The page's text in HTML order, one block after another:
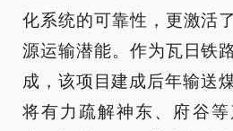
化系统的可靠性，更激活
源运输潜能。作为瓦日铁
成，该项目建成后年输送
将有力疏解神东、府谷